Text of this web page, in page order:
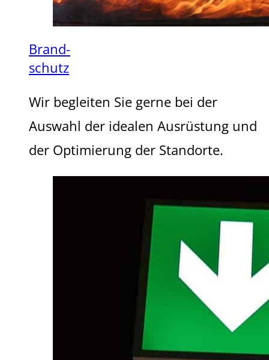
Brand-
schutz
Wir begleiten Sie gerne bei der
Auswahl der idealen Ausrüstung und
der Optimierung der Standorte.